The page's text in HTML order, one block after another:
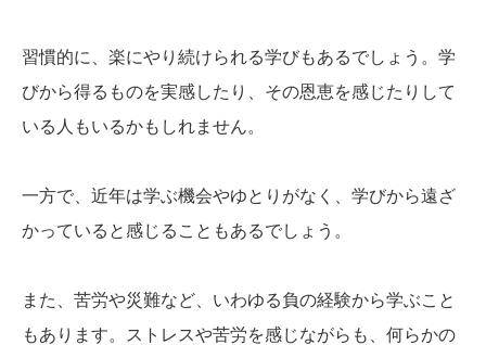
習慣的に、楽にやり続けられる学びもあるでしょう。学
びから得るものを実感したり、その恩恵を感じたりして
いる人もいるかもしれません。
一方で、近年は学ぶ機会やゆとりがなく、学びから遠ざ
かっていると感じることもあるでしょう。
また、苦労や災難など、いわゆる負の経験から学ぶこと
もあります。ストレスや苦労を感じながらも、何らかの